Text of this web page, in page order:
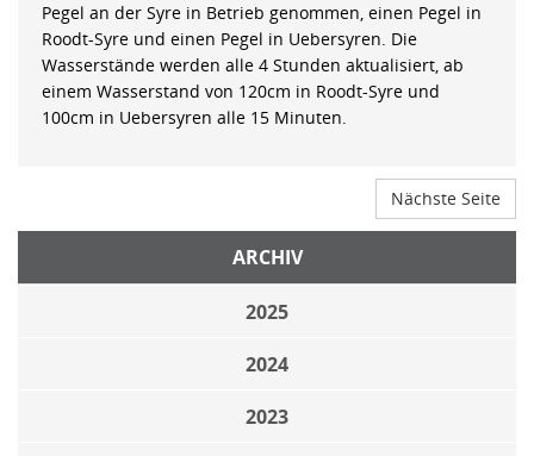
Pegel an der Syre in Betrieb genommen, einen Pegel in
Roodt-Syre und einen Pegel in Uebersyren. Die
Wasserstände werden alle 4 Stunden aktualisiert, ab
einem Wasserstand von 120cm in Roodt-Syre und
100cm in Uebersyren alle 15 Minuten.
Nächste Seite
ARCHIV
2025
2024
2023